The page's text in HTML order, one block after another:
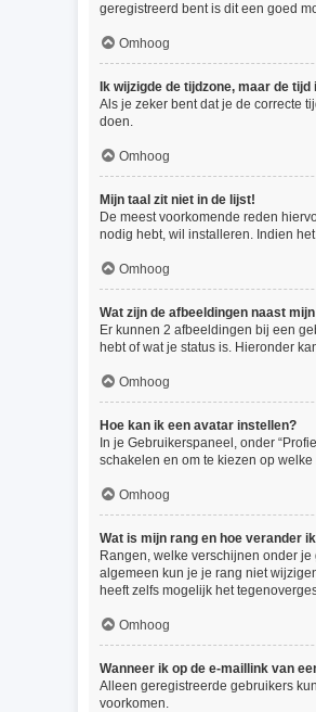
geregistreerd bent is dit een goed
Omhoog
Ik wijzigde de tijdzone, maar de
Als je zeker bent dat je de correcte
doen.
Omhoog
Mijn taal zit niet in de lijst!
De meest voorkomende reden
nodig hebt, wil installeren. Indien
Omhoog
Wat zijn de afbeeldingen naast
Er kunnen 2 afbeeldingen bij een
hebt of wat je status is. Hieronder
Omhoog
Hoe kan ik een avatar instellen?
In je Gebruikerspaneel, onder
schakelen en om te kiezen op
Omhoog
Wat is mijn rang en hoe verander
Rangen, welke verschijnen onder
algemeen kun je je rang niet
heeft zelfs mogelijk het
Omhoog
Wanneer ik op de e-maillink van
Alleen geregistreerde gebruikers
voorkomen.